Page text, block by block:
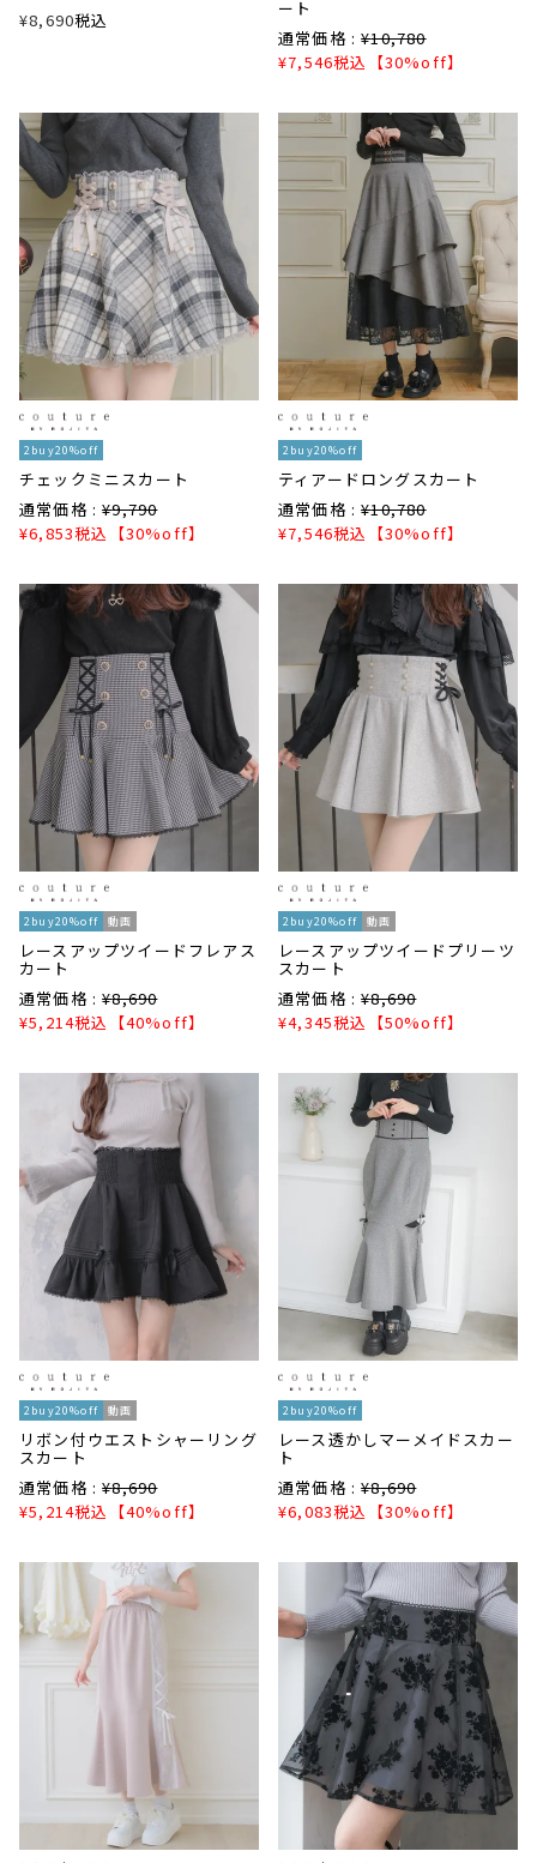
¥8,690税込
ート
通常価格 : ¥10,780
¥7,546税込 【30%off】
2buy20%off
チェックミニスカート
通常価格 : ¥9,790
¥6,853税込 【30%off】
2buy20%off
ティアードロングスカート
通常価格 : ¥10,780
¥7,546税込 【30%off】
2buy20%off 動画
レースアップツイードフレアス
カート
通常価格 : ¥8,690
¥5,214税込 【40%off】
2buy20%off 動画
レースアップツイードプリーツ
スカート
通常価格 : ¥8,690
¥4,345税込 【50%off】
2buy20%off 動画
リボン付ウエストシャーリング
スカート
通常価格 : ¥8,690
¥5,214税込 【40%off】
2buy20%off
レース透かしマーメイドスカー
ト
通常価格 : ¥8,690
¥6,083税込 【30%off】